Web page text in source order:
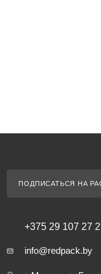
ПОДПИСАТЬСЯ НА
+375 29 107 27
info@redpack.by